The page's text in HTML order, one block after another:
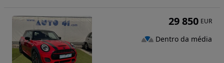
29 850 EUR
Dentro da média